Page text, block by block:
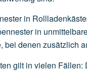
in
in
bei denen zusätzlich
gilt in vielen